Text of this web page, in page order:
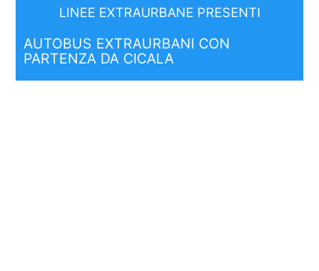
LINEE EXTRAURBANE PRESENTI
AUTOBUS EXTRAURBANI CON
PARTENZA DA CICALA